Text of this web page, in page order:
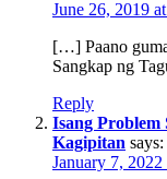
June 26, 2019
[…] Paano
Sangkap ng
Reply
Isang Problem
Kagipitan says:
January 7,